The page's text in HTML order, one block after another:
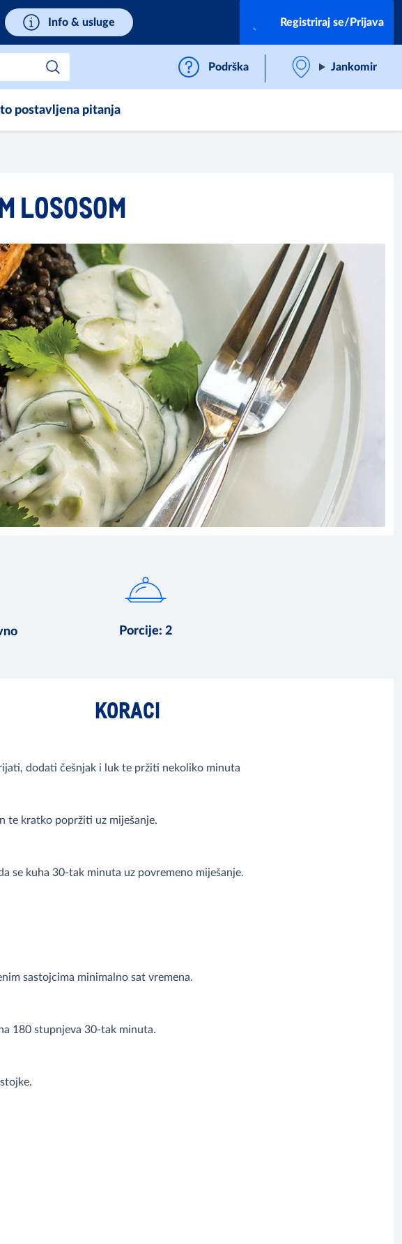
Info & usluge Registriraj se/Prijava
Podrška Jankomir
postavljena pitanja
LOSOSOM
Porcije: 2
KORACI
dodati češnjak i luk te pržiti nekoliko minuta
te kratko popržiti uz miješanje.
se kuha 30-tak minuta uz povremeno miješanje.
sastojcima minimalno sat vremena.
180 stupnjeva 30-tak minuta.